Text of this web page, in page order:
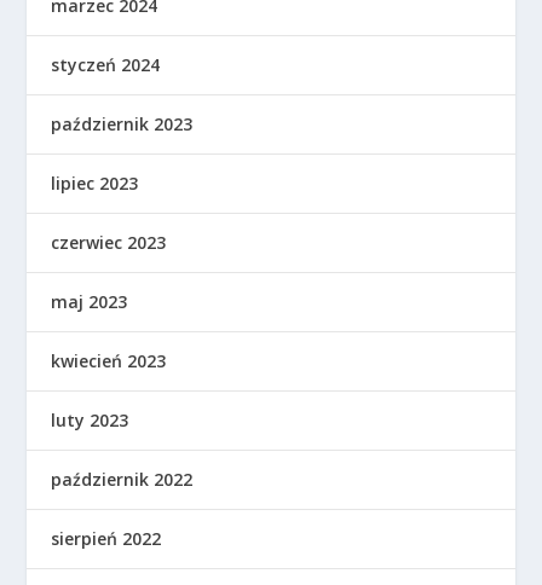
marzec 2024
styczeń 2024
październik 2023
lipiec 2023
czerwiec 2023
maj 2023
kwiecień 2023
luty 2023
październik 2022
sierpień 2022